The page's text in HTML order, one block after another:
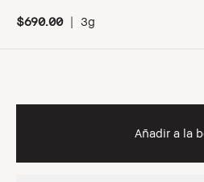
$690.00 | 3g
Añadir a la